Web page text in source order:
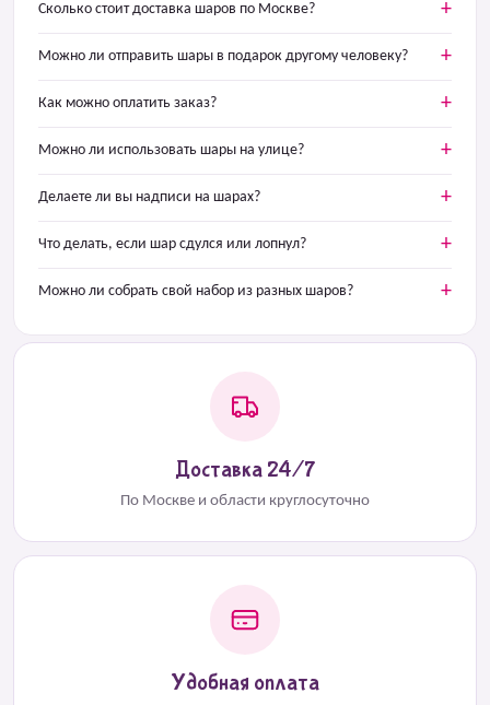
Сколько стоит доставка шаров по Москве?
Можно ли отправить шары в подарок другому человеку?
Как можно оплатить заказ?
Можно ли использовать шары на улице?
Делаете ли вы надписи на шарах?
Что делать, если шар сдулся или лопнул?
Можно ли собрать свой набор из разных шаров?
Доставка 24/7
По Москве и области круглосуточно
Удобная оплата